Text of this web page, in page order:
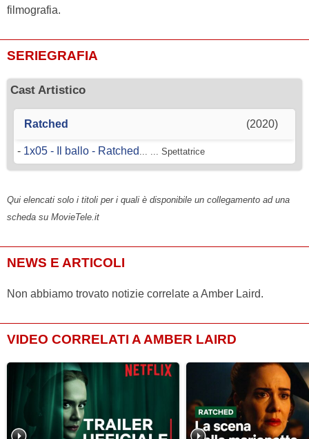
filmografia.
SERIEGRAFIA
Cast Artistico
Ratched (2020)
- 1x05 - Il ballo - Ratched ... ... Spettatrice
Qui elencati solo i titoli per i quali è disponibile un collegamento ad una
scheda su MovieTele.it
NEWS E ARTICOLI
Non abbiamo trovato notizie correlate a Amber Laird.
VIDEO CORRELATI A AMBER LAIRD